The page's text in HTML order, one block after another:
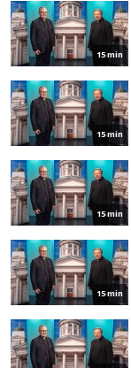
15 min
15 min
15 min
15 min